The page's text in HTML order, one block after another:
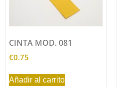
CINTA MOD. 081
€0.75
Añadir al carrito